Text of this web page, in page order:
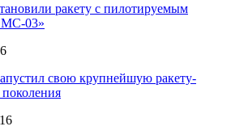
ракету с пилотируемым
МС-03»
свою крупнейшую ракету-